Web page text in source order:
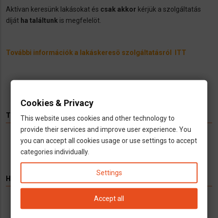
Aktívan keresünk lakásokat és csak akkor kérjük a szolgáltatás
díját ha találtunk is megfelelöt.
További információk a lakáskeresö szolgáltatásról ITT
TÉMÁK
Hírek Infók Videó Munka TV
HIRDETÉS
Könyvelés kizárólag cégeknek
Cookies & Privacy
This website uses cookies and other technology to
provide their services and improve user experience. You
you can accept all cookies usage or use settings to accept
categories individually.
Settings
Accept all